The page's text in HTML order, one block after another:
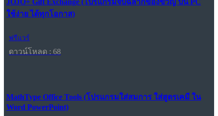
JOJO+ Gift Exchange (โปรแกรมจับฉลากของขวัญ บน PC
ใช้ง่าย ได้ทุกโอกาส)
ฟรีแวร์
ดาวน์โหลด : 68
MathType Office Tools (โปรแกรมใส่สมการ ใส่สูตรเคมี ใน
Word PowerPoint)